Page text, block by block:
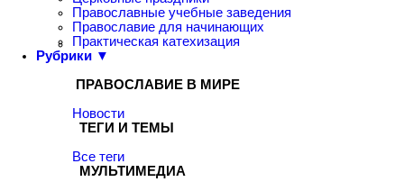
Православные учебные заведения
Православие для начинающих
Практическая катехизация
Рубрики ▼
ПРАВОСЛАВИЕ В МИРЕ
Новости
ТЕГИ И ТЕМЫ
Все теги
МУЛЬТИМЕДИА